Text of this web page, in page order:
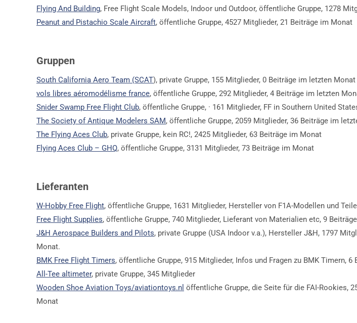
Flying And Building, Free Flight Scale Models, Indoor und Outdoor, öffentliche Gruppe, 1278
Peanut and Pistachio Scale Aircraft, öffentliche Gruppe, 4527 Mitglieder, 21 Beiträge im Monat
Gruppen
South California Aero Team (SCAT), private Gruppe, 155 Mitglieder, 0 Beiträge im letzten Monat
vols libres aéromodélisme france, öffentliche Gruppe, 292 Mitglieder, 4 Beiträge im letzten
Snider Swamp Free Flight Club, öffentliche Gruppe, · 161 Mitglieder, FF in Southern United
The Society of Antique Modelers SAM, öffentliche Gruppe, 2059 Mitglieder, 36 Beiträge im
The Flying Aces Club, private Gruppe, kein RC!, 2425 Mitglieder, 63 Beiträge im Monat
Flying Aces Club – GHQ, öffentliche Gruppe, 3131 Mitglieder, 73 Beiträge im Monat
Lieferanten
W-Hobby Free Flight, öffentliche Gruppe, 1631 Mitglieder, Hersteller von F1A-Modellen und
Free Flight Supplies, öffentliche Gruppe, 740 Mitglieder, Lieferant von Materialien etc, 9
J&H Aerospace Builders and Pilots, private Gruppe (USA Indoor v.a.), Hersteller J&H, 1797
Monat.
BMK Free Flight Timers, öffentliche Gruppe, 915 Mitglieder, Infos und Fragen zu BMK Timern, 6
All-Tee altimeter, private Gruppe, 345 Mitglieder
Wooden Shoe Aviation Toys/aviationtoys.nl öffentliche Gruppe, die Seite für die FAI-Rookies,
Monat
News
Schöne Weihnachten und alles
Gute für 2026
Grundsteuer für Modellflug-
11. Dezember 2025
Freifliegerfrühschoppen (GER)
und Seminar (SUI) 2026
4. Dezember 2025
Saalflugprogramm der
MFSD (ehem.
Modellflug) im DAeC
DAeC
FAI